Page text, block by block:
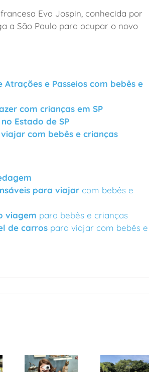
Eva Jospin, conhecida por
a São Paulo para ocupar o novo
Atrações e Passeios com bebês e
com crianças em SP
Estado de SP
com bebês e crianças
para viajar com bebês e
viagem para bebês e crianças
de carros para viajar com bebês e